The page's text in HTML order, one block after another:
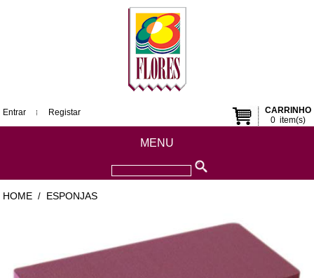
CARRINHO
0item(s)
Entrar Registar
MENU
HOME / ESPONJAS